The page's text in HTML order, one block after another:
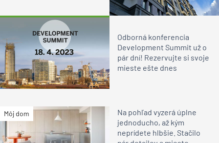
Odborná konferencia
Development Summit už o
pár dní! Rezervujte si svoje
mieste ešte dnes
Môj dom
Na pohľad vyzerá úplne
jednoducho, až kým
neprídete hlbšie. Stačilo